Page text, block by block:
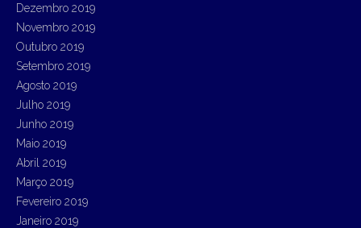
Dezembro 2019
Novembro 2019
Outubro 2019
Setembro 2019
Agosto 2019
Julho 2019
Junho 2019
Maio 2019
Abril 2019
Março 2019
Fevereiro 2019
Janeiro 2019